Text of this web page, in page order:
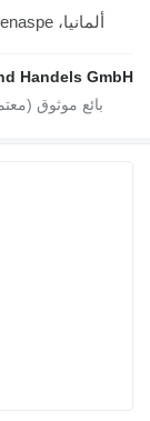
ألمانيا، Grossenaspe
Handels GmbH